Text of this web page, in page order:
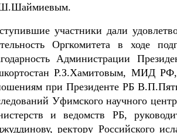
участники дали
Оргкомитета в ходе
Администрации
Р.З.Хамитовым, МИД РФ,
при Президенте РБ
Уфимского научного
и ведомств РБ,
ректору Российского